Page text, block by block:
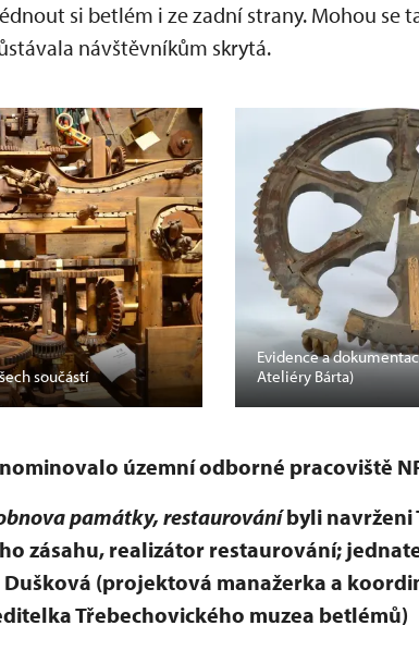
si betlém i ze zadní strany. Mohou se
návštěvníkům skrytá.
součástí
Evidence a
Ateliéry Bárta)
územní odborné pracoviště
památky, restaurováníbyli navrženi
zásahu, realizátor restaurování;
Dušková (projektová manažerka a
Třebechovického muzea betlémů)